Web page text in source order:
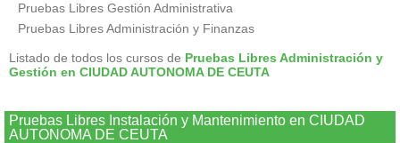
Pruebas Libres Gestión Administrativa
Pruebas Libres Administración y Finanzas
Listado de todos los cursos de Pruebas Libres Administración y
Gestión en CIUDAD AUTONOMA DE CEUTA
Pruebas Libres Instalación y Mantenimiento en CIUDAD
AUTONOMA DE CEUTA